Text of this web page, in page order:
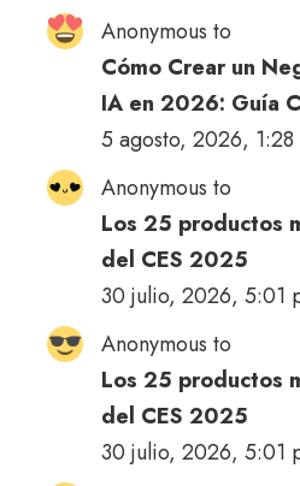
Anonymous to
Cómo Crear un
IA en 2026: Guía
5 agosto, 2026,
Anonymous to
Los 25 productos
del CES 2025
30 julio, 2026, 5:01
Anonymous to
Los 25 productos
del CES 2025
30 julio, 2026, 5:01